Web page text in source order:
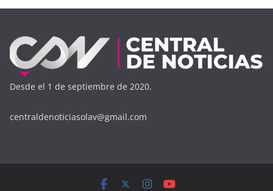
Desde el 1 de septiembre de 2020.
centraldenoticiasolav@gmail.com